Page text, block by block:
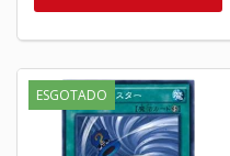
ESGOTADO